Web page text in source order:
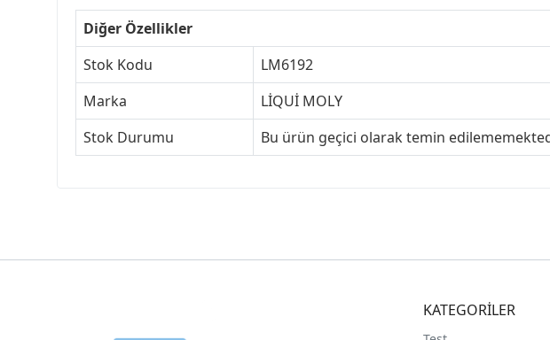
Diğer Özellikler
Stok Kodu
LM6192
Marka
LİQUİ MOLY
Stok Durumu
Bu ürün geçici olarak temin
KATEGORİLER